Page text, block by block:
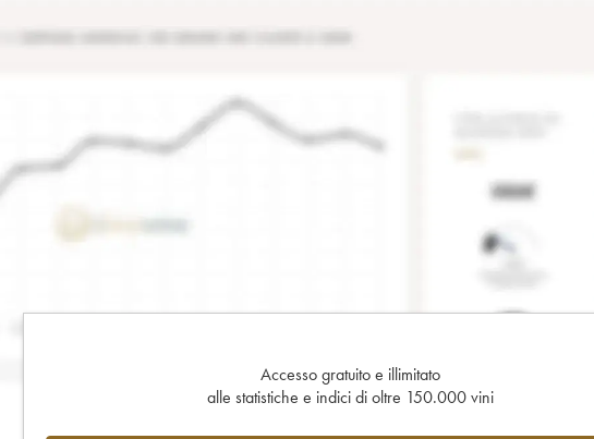
Accesso gratuito e illimitato
alle statistiche e indici di oltre 150.000 vini